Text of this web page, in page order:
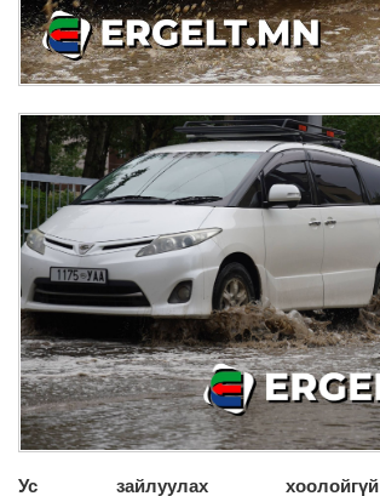
Ус зайлуулах хоолойгүй